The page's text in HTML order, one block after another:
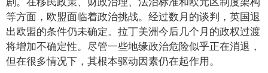
等方面，欧盟面临着政治挑战。经过数月的谈判，英国退
出欧盟的条件仍未确定。拉丁美洲今后几个月的政权过渡
将增加不确定性。尽管一些地缘政治危险似乎正在消退，
但在很多情况下，其根本驱动因素仍在起作用。